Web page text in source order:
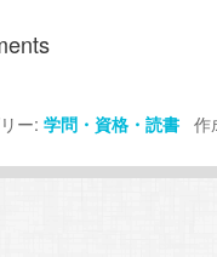
ー: 学問・資格・読書作